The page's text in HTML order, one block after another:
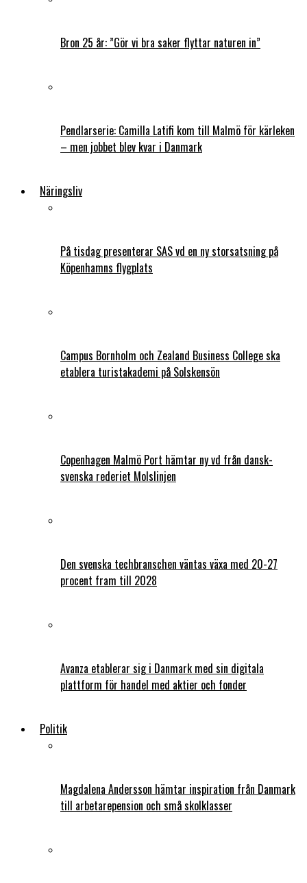
Bron 25 år: ”Gör vi bra saker flyttar naturen in”
Pendlarserie: Camilla Latifi kom till Malmö för kärleken
– men jobbet blev kvar i Danmark
Näringsliv
På tisdag presenterar SAS vd en ny storsatsning på
Köpenhamns flygplats
Campus Bornholm och Zealand Business College ska
etablera turistakademi på Solskensön
Copenhagen Malmö Port hämtar ny vd från dansk-
svenska rederiet Molslinjen
Den svenska techbranschen väntas växa med 20-27
procent fram till 2028
Avanza etablerar sig i Danmark med sin digitala
plattform för handel med aktier och fonder
Politik
Magdalena Andersson hämtar inspiration från Danmark
till arbetarepension och små skolklasser